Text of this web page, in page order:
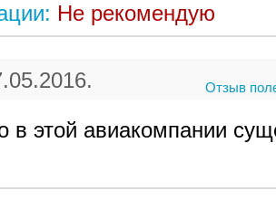
Не рекомендую
Отзыв
в этой авиакомпании